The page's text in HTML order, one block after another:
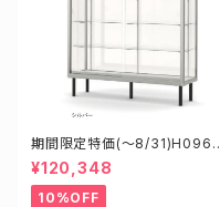
期間限定特価(～8/31)H0960
8S W900D600H1800mm
新型業務用ガラスケース ショー
ケース
¥120,348
10%OFF